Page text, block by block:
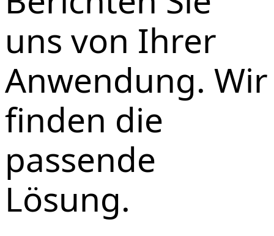
uns von Ihrer
Anwendung. Wir
finden die
passende
Lösung.